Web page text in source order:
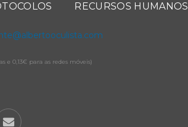
RECURSOS HUMANOS
e 0,13€ para as redes móveis)